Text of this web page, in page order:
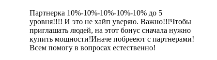
Партнерка 10%-10%-10%-10%-10% до 5
уровня!!!! И это не хайп уверяю. Важно!!!Чтобы
приглашать людей, на этот бонус сначала нужно
купить мощности!Иначе побрееют с партнерами!
Всем помогу в вопросах естественно!